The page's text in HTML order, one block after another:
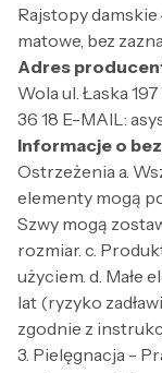
Rajstopy
matowe, bez
Adres
Wola ul. Łaska
36 18 E-MAIL:
Informacje o
Ostrzeżenia a.
elementy mogą
Szwy mogą
rozmiar. c.
użyciem. d. Małe
lat (ryzyko
zgodnie z
3. Pielęgnacja -